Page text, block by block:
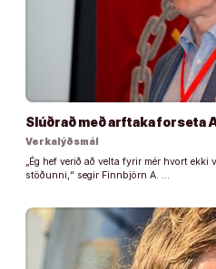
Slúðrað með arftaka forseta
Verkalýðsmál
„Ég hef verið að velta fyrir mér hvort
stöðunni,“ segir Finnbjörn A. …